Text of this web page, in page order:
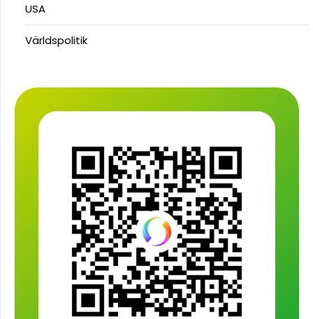
USA
Världspolitik